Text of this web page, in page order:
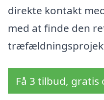
direkte kontakt
med at finde den
Få 3 tilbud,